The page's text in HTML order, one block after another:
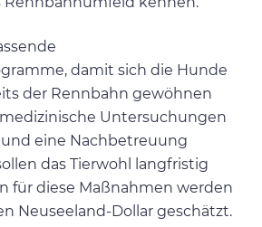
damit sich die Hunde
der Rennbahn gewöhnen
Untersuchungen
eine Nachbetreuung
das Tierwohl langfristig
für diese Maßnahmen werden
Neuseeland-Dollar geschätzt.